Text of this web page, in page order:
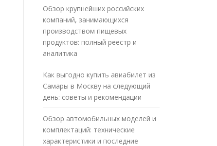
Обзор крупнейших российских
компаний, занимающихся
производством пищевых
продуктов: полный реестр и
аналитика
Как выгодно купить авиабилет из
Самары в Москву на следующий
день: советы и рекомендации
Обзор автомобильных моделей и
комплектаций: технические
характеристики и последние